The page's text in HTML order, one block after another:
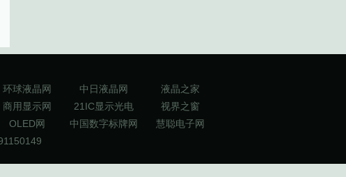
环球液晶网 中日液晶网
液晶之家
商用显示网 21IC显示光电
视界之窗
OLED网 中国数字标牌网
慧聪电子网